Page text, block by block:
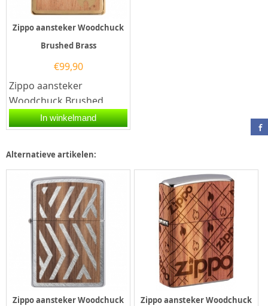
Zippo aansteker Woodchuck
Brushed Brass
€99,90
Zippo aansteker
Woodchuck Brushed
Brass. Een Zippo
aansteker is een
In winkelmand
Alternatieve artikelen:
Zippo aansteker Woodchuck
Zippo aansteker Woodchuck